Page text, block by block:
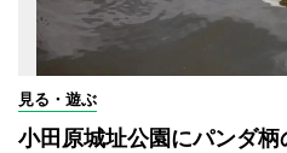
見る・遊ぶ
小田原城址公園にパンダ